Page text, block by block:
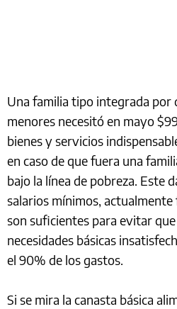
Una familia tipo integrada por
menores necesitó en mayo
bienes y servicios
en caso de que fuera una
bajo la línea de pobreza. Este
salarios mínimos,
son suficientes para evitar
necesidades básicas
el 90% de los gastos.
Si se mira la canasta básica